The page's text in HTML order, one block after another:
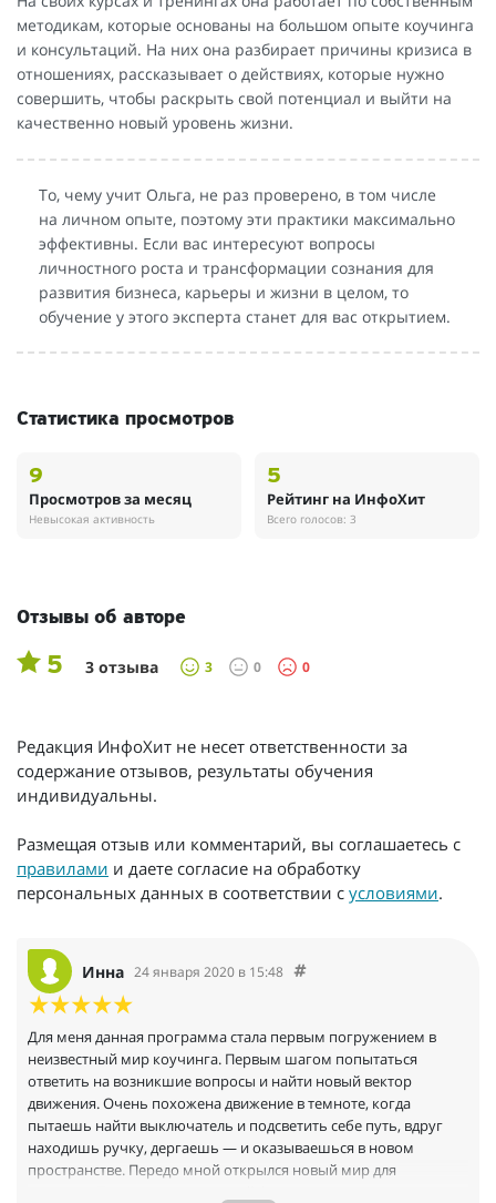
методикам, которые основаны на большом опыте коучинга
и консультаций. На них она разбирает причины кризиса в
отношениях, рассказывает о действиях, которые нужно
совершить, чтобы раскрыть свой потенциал и выйти на
качественно новый уровень жизни.
То, чему учит Ольга, не раз проверено, в том числе
на личном опыте, поэтому эти практики максимально
эффективны. Если вас интересуют вопросы
личностного роста и трансформации сознания для
развития бизнеса, карьеры и жизни в целом, то
обучение у этого эксперта станет для вас открытием.
Статистика просмотров
9
Просмотров за месяц
Невысокая активность
5
Рейтинг на ИнфоХит
Всего голосов: 3
Отзывы об авторе
5 3 отзыва 3 0 0
Редакция ИнфоХит не несет ответственности за
содержание отзывов, результаты обучения
индивидуальны.
Размещая отзыв или комментарий, вы соглашаетесь с
правилами и даете согласие на обработку
персональных данных в соответствии с условиями.
Инна 24 января 2020 в 15:48
Для меня данная программа стала первым погружением в
неизвестный мир коучинга. Первым шагом попытаться
ответить на возникшие вопросы и найти новый вектор
движения. Очень похожена движение в темноте, когда
пытаешь найти выключатель и подсветить себе путь, вдруг
находишь ручку, дергаешь — и оказываешься в новом
пространстве. Передо мной открылся новый мир для